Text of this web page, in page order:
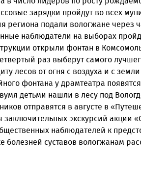
зарядки пройдут во всех
региона подали вологжане через
наблюдатели на выборах
открыли фонтан в
раз выберут самого
лесов от огня с воздуха и с земли
фонтана у драмтеатра
детьми нашли в лесу под
отправятся в августе в
заключительных экскурсий акции
наблюдателей к
суставов вологжанам